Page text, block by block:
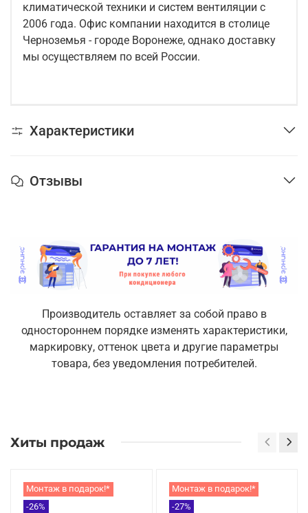
климатической техники и систем вентиляции с
2006 года. Офис компании находится в столице
Черноземья - городе Воронеже, однако доставку
мы осуществляем по всей России.
Характеристики
Отзывы
Производитель оставляет за собой право в
одностороннем порядке изменять характеристики,
маркировку, оттенок цвета и другие параметры
товара, без уведомления потребителей.
Хиты продаж
Монтаж в подарок!*
-26%
Монтаж в подарок!*
-27%